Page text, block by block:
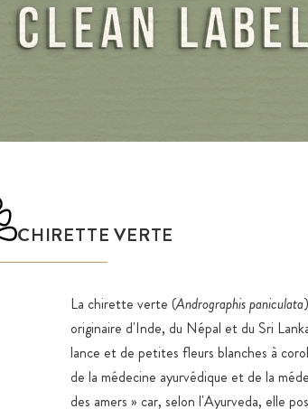
CHIRETTE VERTE
La chirette verte (Andrographis paniculata
originaire d'Inde, du Népal et du Sri
lance et de petites fleurs blanches à
de la médecine ayurvédique et de la
des amers » car, selon l'Ayurveda, elle